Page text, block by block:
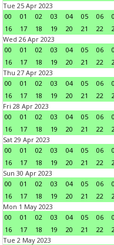
Tue 25 Apr 2023
00
01 02 03 04 05 06
16
17 18 19 20 21 22
Wed 26 Apr 2023
00
01 02 03 04 05 06
16
17 18 19 20 21 22
Thu 27 Apr 2023
00
01 02 03 04 05 06
16
17 18 19 20 21 22
Fri 28 Apr 2023
00
01 02 03 04 05 06
16
17 18 19 20 21 22
Sat 29 Apr 2023
00
01 02 03 04 05 06
16
17 18 19 20 21 22
Sun 30 Apr 2023
00
01 02 03 04 05 06
16
17 18 19 20 21 22
Mon 1 May 2023
00
01 02 03 04 05 06
16
17 18 19 20 21 22
Tue 2 May 2023